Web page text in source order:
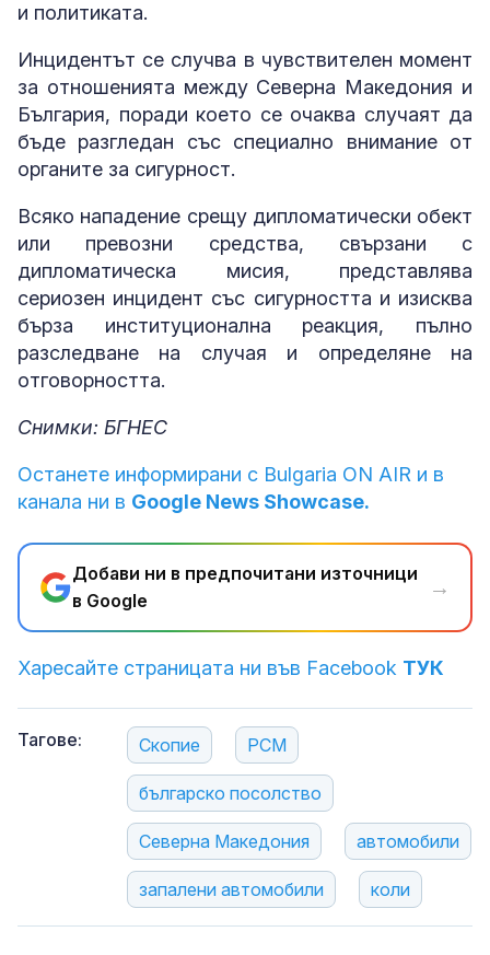
и политиката.
Инцидентът се случва в чувствителен момент
за отношенията между Северна Македония и
България, поради което се очаква случаят да
бъде разгледан със специално внимание от
органите за сигурност.
Всяко нападение срещу дипломатически обект
или превозни средства, свързани с
дипломатическа мисия, представлява
сериозен инцидент със сигурността и изисква
бърза институционална реакция, пълно
разследване на случая и определяне на
отговорността.
Снимки: БГНЕС
Останете информирани с Bulgaria ON AIR и в
канала ни в Google News Showcase.
Добави ни в предпочитани източници
в Google
→
Харесайте страницата ни във Facebook ТУК
Тагове: Скопие РСМ
българско посолство
Северна Македония автомобили
запалени автомобили коли